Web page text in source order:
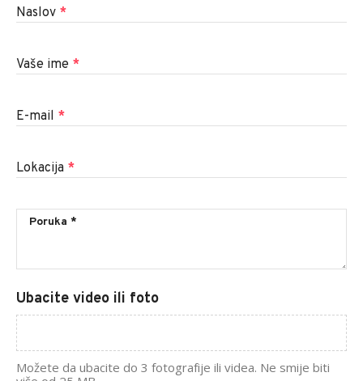
Naslov *
Vaše ime *
E-mail *
Lokacija *
Ubacite video ili foto
Možete da ubacite do 3 fotografije ili videa. Ne smije biti